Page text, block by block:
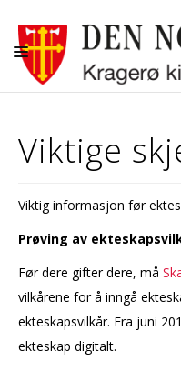
KALENDER
VÅRE MENIGHETER
GRAVFERD
Viktige
Viktig informasjon før
Prøving av
Før dere gifter dere, må
vilkårene for å inngå
ekteskapsvilkår. Fra juni
ekteskap digitalt.